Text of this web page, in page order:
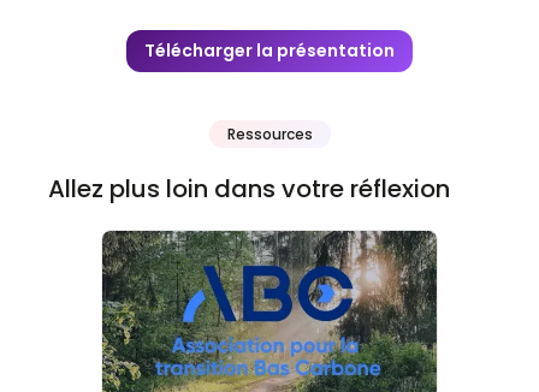
Télécharger la présentation
Ressources
Allez plus loin dans votre réflexion